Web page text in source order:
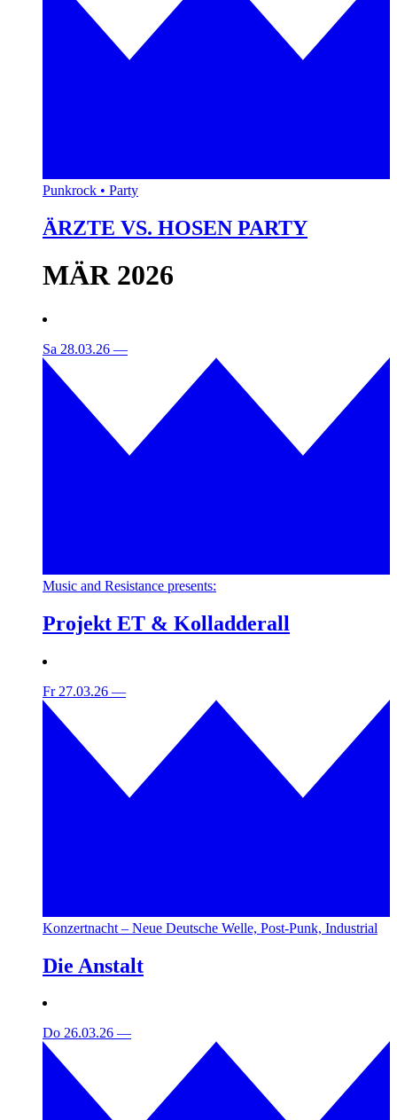
Punkrock • Party
ÄRZTE VS. HOSEN PARTY
MÄR 2026
Sa 28.03.26 —
Music and Resistance presents:
Projekt ET & Kolladderall
Fr 27.03.26 —
Konzertnacht – Neue Deutsche Welle, Post-Punk, Industrial
Die Anstalt
Do 26.03.26 —